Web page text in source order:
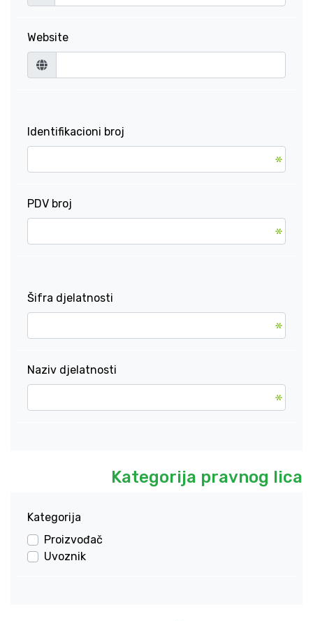
Website
Identifikacioni broj
PDV broj
Šifra djelatnosti
Naziv djelatnosti
Kategorija pravnog lica
Kategorija
Proizvođač
Uvoznik